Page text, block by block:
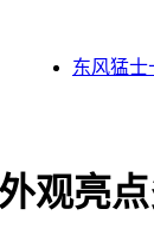
东风猛士十
观亮